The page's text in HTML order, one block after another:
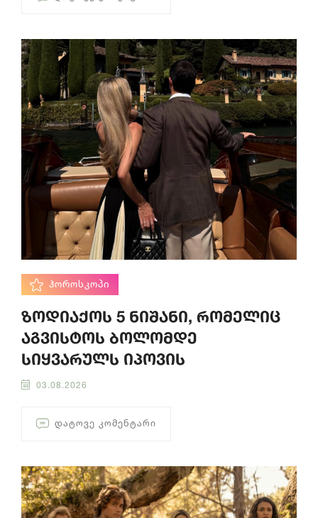
ᲰᲝᲠᲝᲡᲙᲝᲞᲘ
ზოდიაქოს 5 ნიშანი, რომელიც
აგვისტოს ბოლომდე
სიყვარულს იპოვის
03.08.2026
ᲓᲐᲢᲝᲕᲔ ᲙᲝᲛᲔᲜᲢᲐᲠᲘ